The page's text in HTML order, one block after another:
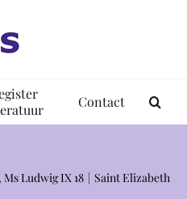
Contact
Ludwig IX 18 Saint Elizabeth